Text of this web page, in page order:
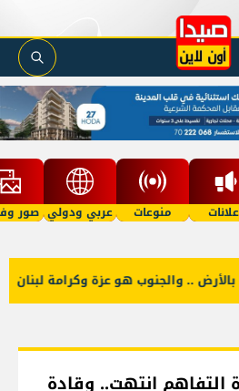
منوعات عربي ودولي صور
.. والجنوب هو عزة وكرامة لبنان
التفاهم انتهت.. وقادة